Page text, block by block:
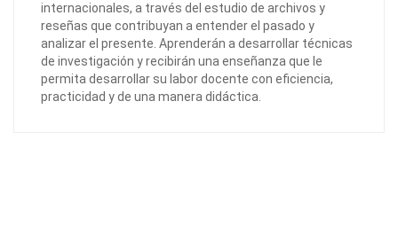
internacionales, a través del estudio de archivos y
reseñas que contribuyan a entender el pasado y
analizar el presente. Aprenderán a desarrollar técnicas
de investigación y recibirán una enseñanza que le
permita desarrollar su labor docente con eficiencia,
practicidad y de una manera didáctica.